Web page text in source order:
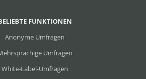
FUNKTIONEN
Anonyme Umfragen
Umfragen
White-Label-Umfragen